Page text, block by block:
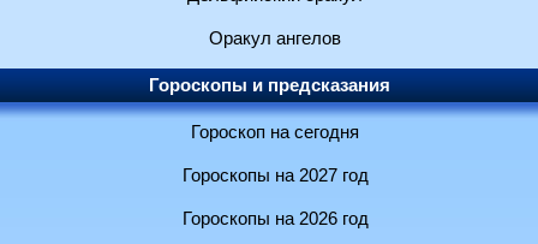
Оракул ангелов
Гороскопы и предсказания
Гороскоп на сегодня
Гороскопы на 2027 год
Гороскопы на 2026 год